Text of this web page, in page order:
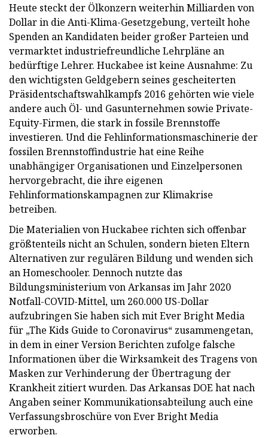
Heute steckt der Ölkonzern weiterhin Milliarden von
Dollar in die Anti-Klima-Gesetzgebung, verteilt hohe
Spenden an Kandidaten beider großer Parteien und
vermarktet industriefreundliche Lehrpläne an
bedürftige Lehrer. Huckabee ist keine Ausnahme: Zu
den wichtigsten Geldgebern seines gescheiterten
Präsidentschaftswahlkampfs 2016 gehörten wie viele
andere auch Öl- und Gasunternehmen sowie Private-
Equity-Firmen, die stark in fossile Brennstoffe
investieren. Und die Fehlinformationsmaschinerie der
fossilen Brennstoffindustrie hat eine Reihe
unabhängiger Organisationen und Einzelpersonen
hervorgebracht, die ihre eigenen
Fehlinformationskampagnen zur Klimakrise
betreiben.
Die Materialien von Huckabee richten sich offenbar
größtenteils nicht an Schulen, sondern bieten Eltern
Alternativen zur regulären Bildung und wenden sich
an Homeschooler. Dennoch nutzte das
Bildungsministerium von Arkansas im Jahr 2020
Notfall-COVID-Mittel, um 260.000 US-Dollar
aufzubringen Sie haben sich mit Ever Bright Media
für „The Kids Guide to Coronavirus“ zusammengetan,
in dem in einer Version Berichten zufolge falsche
Informationen über die Wirksamkeit des Tragens von
Masken zur Verhinderung der Übertragung der
Krankheit zitiert wurden. Das Arkansas DOE hat nach
Angaben seiner Kommunikationsabteilung auch eine
Verfassungsbroschüre von Ever Bright Media
erworben.